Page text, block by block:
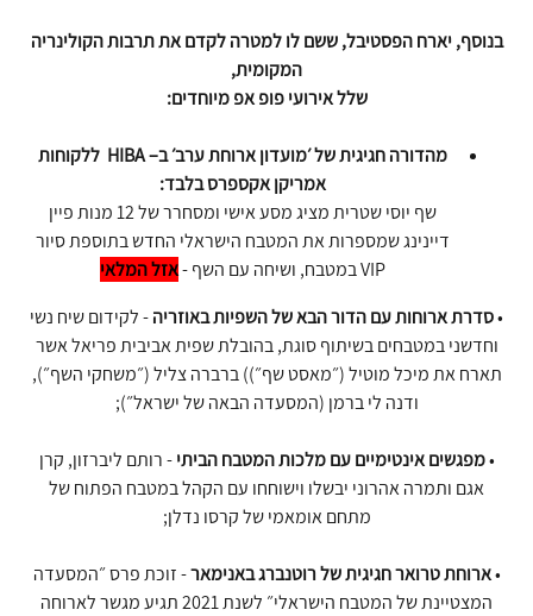
בנוסף, יארח הפסטיבל, ששם לו למטרה לקדם את תרבות הקולינריה
המקומית,
שלל אירועי פופ אפ מיוחדים:
מהדורה חגיגית של ׳מועדון ארוחת ערב׳ ב– HIBA ללקוחות
אמריקן אקספרס בלבד:
שף יוסי שטרית מציג מסע אישי ומסחרר של 12 מנות פיין
דיינינג שמספרות את המטבח הישראלי החדש בתוספת סיור
VIP במטבח, ושיחה עם השף -
אזל המלאי
•סדרת ארוחות עם הדור הבא של השפיות באוזריה- לקידום שיח נשי
וחדשני במטבחים בשיתוף סוגת, בהובלת שפית אביבית פריאל אשר
תארח את מיכל מוטיל (״מאסט שף״)) ברברה צליל (״משחקי השף״),
ודנה לי ברמן (המסעדה הבאה של ישראל״);
•מפגשים אינטימיים עם מלכות המטבח הביתי- רותם ליברזון, קרן
אגם ותמרה אהרוני יבשלו וישוחחו עם הקהל במטבח הפתוח של
מתחם אומאמי של קרסו נדלן;
•ארוחת טרואר חגיגית של רוטנברג באנימאר- זוכת פרס ״המסעדה
המצטיינת של המטבח הישראלי״ לשנת 2021 תגיע מגשר לארוחה